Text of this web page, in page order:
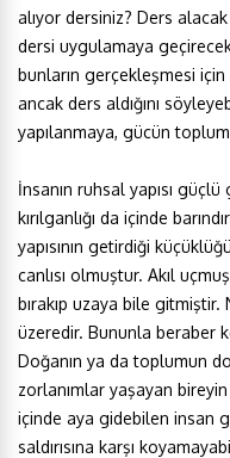
alıyor dersiniz? Ders
dersi uygulamaya
bunların gerçekleşmesi için
ancak ders aldığını
yapılanmaya, gücün
İnsanın ruhsal yapısı
kırılganlığı da içinde
yapısının getirdiği
canlısı olmuştur. Akıl
bırakıp uzaya bile gitmiştir.
üzeredir. Bununla beraber
Doğanın ya da toplumun
zorlanımlar yaşayan bireyin
içinde aya gidebilen insan
saldırısına karşı